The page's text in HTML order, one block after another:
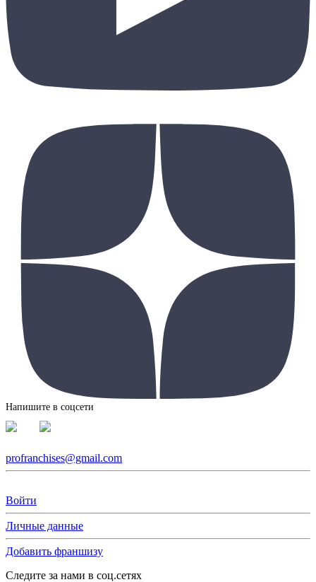
Напишите в соцсети
profranchises@gmail.com
Войти
Личные данные
Добавить франшизу
Следите за нами в соц.сетях